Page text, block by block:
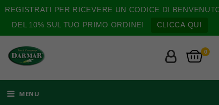
REGISTRATI PER RICEVERE UN CODICE DI
DEL 10% SUL TUO PRIMO ORDINE!
CLICCA QUI
0
MENU